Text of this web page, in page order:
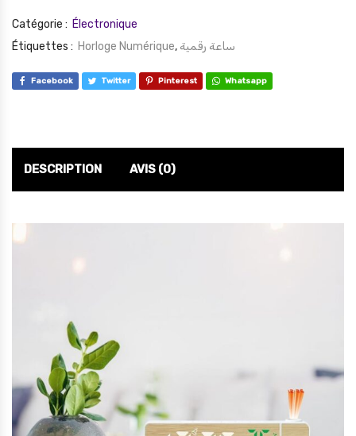
Catégorie : Électronique
Étiquettes : Horloge Numérique, ساعة رقمية
Facebook Twitter Pinterest Whatsapp
DESCRIPTION AVIS (0)